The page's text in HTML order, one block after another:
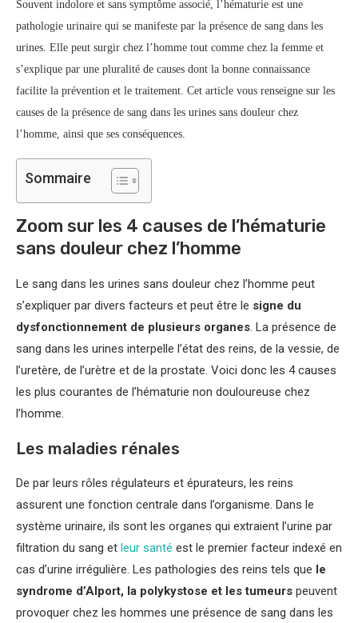
Souvent indolore et sans symptôme associé, l’hématurie est une
pathologie urinaire qui se manifeste par la présence de sang dans les
urines. Elle peut surgir chez l’homme tout comme chez la femme et
s’explique par une pluralité de causes dont la bonne connaissance
facilite la prévention et le traitement. Cet article vous renseigne sur les
causes de la présence de sang dans les urines sans douleur chez
l’homme, ainsi que ses conséquences.
Sommaire
Zoom sur les 4 causes de l’hématurie
sans douleur chez l’homme
Le sang dans les urines sans douleur chez l’homme peut
s’expliquer par divers facteurs et peut être le signe du
dysfonctionnement de plusieurs organes. La présence de
sang dans les urines interpelle l’état des reins, de la vessie, de
l’uretère, de l’urètre et de la prostate. Voici donc les 4 causes
les plus courantes de l’hématurie non douloureuse chez
l’homme.
Les maladies rénales
De par leurs rôles régulateurs et épurateurs, les reins
assurent une fonction centrale dans l’organisme. Dans le
système urinaire, ils sont les organes qui extraient l’urine par
filtration du sang et leur santé est le premier facteur indexé en
cas d’urine irrégulière. Les pathologies des reins tels que le
syndrome d’Alport, la polykystose et les tumeurs peuvent
provoquer chez les hommes une présence de sang dans les